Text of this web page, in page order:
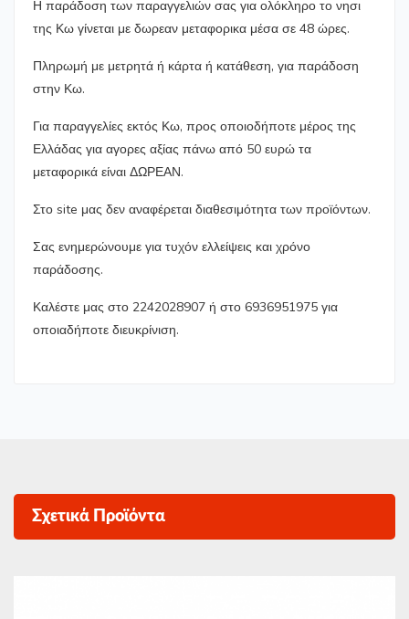
Η παράδοση των παραγγελιών σας για ολόκληρο το νησι
της Κω γίνεται με δωρεαν μεταφορικα μέσα σε 48 ώρες.
Πληρωμή με μετρητά ή κάρτα ή κατάθεση, για παράδοση
στην Κω.
Για παραγγελίες εκτός Κω, προς οποιοδήποτε μέρος της
Ελλάδας για αγορες αξίας πάνω από 50 ευρώ τα
μεταφορικά είναι ΔΩΡΕΑΝ.
Στο site μας δεν αναφέρεται διαθεσιμότητα των προϊόντων.
Σας ενημερώνουμε για τυχόν ελλείψεις και χρόνο
παράδοσης.
Καλέστε μας στο 2242028907 ή στο 6936951975 για
οποιαδήποτε διευκρίνιση.
Σχετικά Προϊόντα